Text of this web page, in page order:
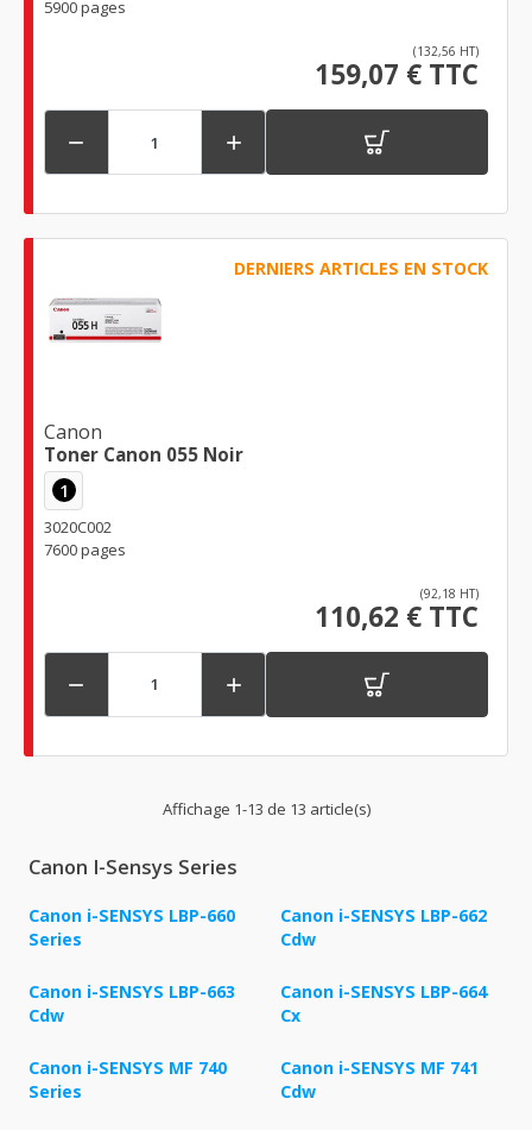
5900 pages
(132,56 HT)
159,07 € TTC
 
DERNIERS ARTICLES EN STOCK
Canon
Toner Canon 055 Noir
1
3020C002
7600 pages
(92,18 HT)
110,62 € TTC
 
Affichage 1-13 de 13 article(s)
Canon I-Sensys Series
Canon i-SENSYS LBP-660
Series
Canon i-SENSYS LBP-662
Cdw
Canon i-SENSYS LBP-663
Cdw
Canon i-SENSYS LBP-664
Cx
Canon i-SENSYS MF 740
Series
Canon i-SENSYS MF 741
Cdw